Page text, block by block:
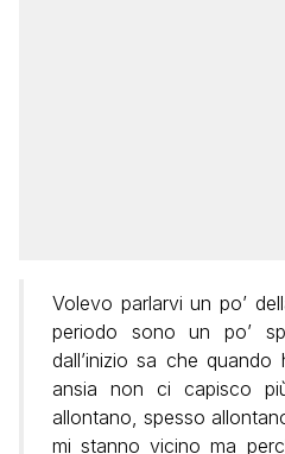
Volevo parlarvi un po’
periodo sono un po’
dall’inizio sa che
ansia non ci capisco
allontano, spesso
mi stanno vicino ma